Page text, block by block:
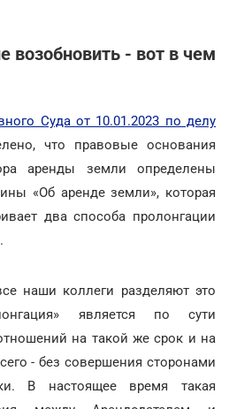
возобновить - вот в чем
Суда от 10.01.2023 по делу
что правовые основания
аренды земли определены
«Об аренде земли», которая
два способа пролонгации
наши коллеги разделяют это
является по сути
на такой же срок и на
- без совершения сторонами
В настоящее время такая